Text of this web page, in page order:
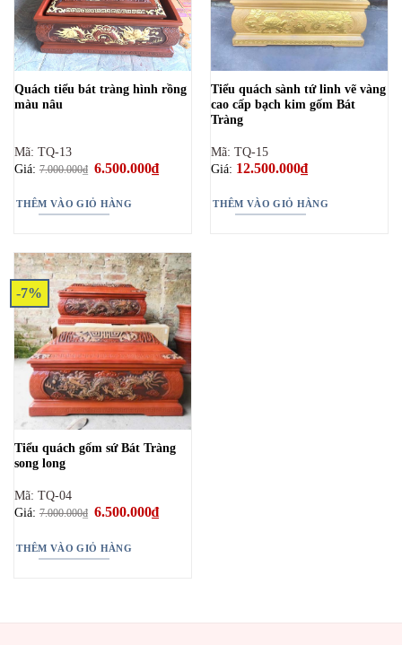
Quách tiểu bát tràng hình rồng
màu nâu
Mã: TQ-13
Giá:7.000.000₫ Giá
7.000.000₫.
6.500.000₫Giá
hiện
THÊM VÀO GIỎ HÀNG
Tiểu quách sành tứ linh vẽ vàng
cao cấp bạch kim gốm Bát
Tràng
Mã: TQ-15
Giá: 12.500.000₫
THÊM VÀO GIỎ HÀNG
-7%
Tiểu quách gốm sứ Bát Tràng
song long
Mã: TQ-04
Giá:7.000.000₫ Giá
7.000.000₫.
6.500.000₫Giá
hiện
THÊM VÀO GIỎ HÀNG